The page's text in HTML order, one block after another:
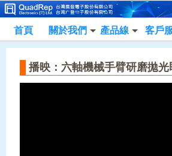
首頁 關於我們 產品線 客戶
播映：六軸機械手臂研磨拋